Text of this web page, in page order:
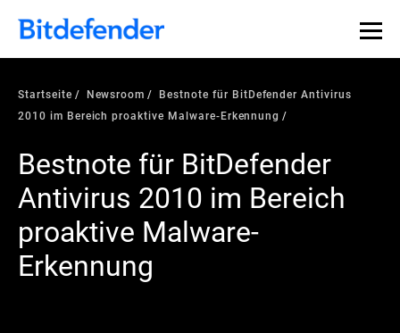
Startseite Newsroom
Bestnote für BitDefender Antivirus
2010 im Bereich proaktive Malware-Erkennung
Bestnote für BitDefender
Antivirus 2010 im Bereich
proaktive Malware-
Erkennung